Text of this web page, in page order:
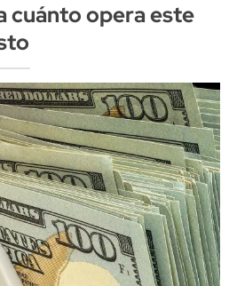
cuánto opera este